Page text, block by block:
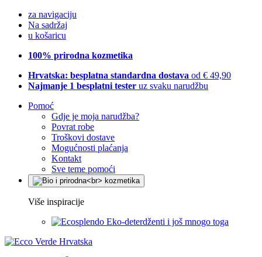
za navigaciju
Na sadržaj
u košaricu
100% prirodna kozmetika
Hrvatska: besplatna standardna dostava od € 49,90
Najmanje 1 besplatni tester uz svaku narudžbu
Pomoć
Gdje je moja narudžba?
Povrat robe
Troškovi dostave
Mogućnosti plaćanja
Kontakt
Sve teme pomoći
Više inspiracije
Eko-deterdženti i još mnogo toga